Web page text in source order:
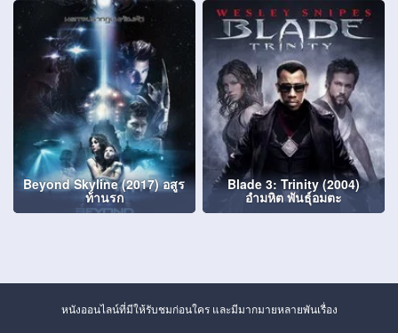
Beyond Skyline (2017) อสูร
ท้านรก
Blade 3: Trinity (2004)
อำมหิต พันธุ์อมตะ
หนังออนไลน์ที่มีให้รับชมก่อนใคร และมีมากมายหลายพันเรื่อง